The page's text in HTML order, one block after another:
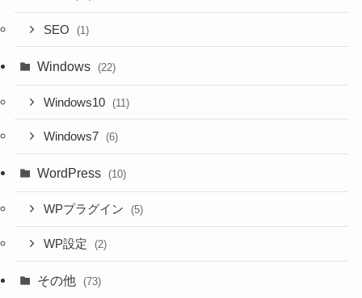
SEO (1)
Windows (22)
Windows10 (11)
Windows7 (6)
WordPress (10)
WPプラグイン (5)
WP設定 (2)
その他 (73)